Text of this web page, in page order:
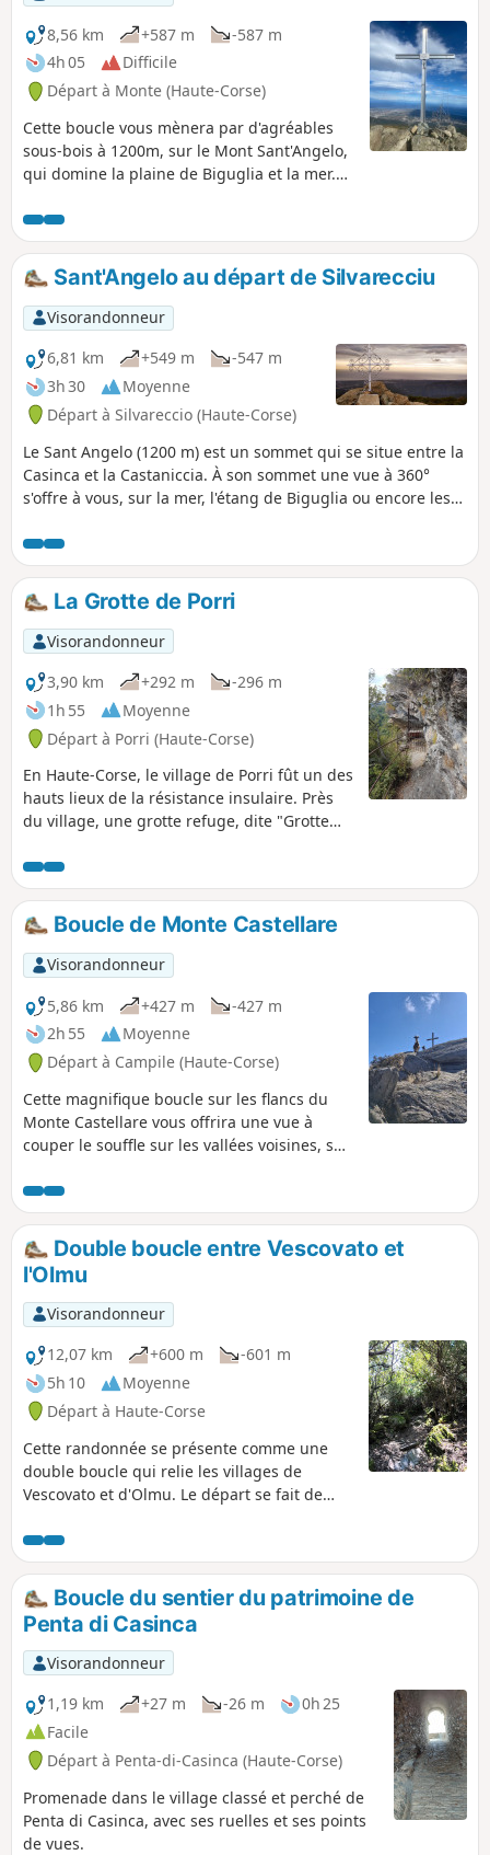
8,56 km
+587 m
-587 m
4h 05
Difficile
Départ à Monte (Haute-Corse)
Cette boucle vous mènera par d'agréables
sous-bois à 1200m, sur le Mont Sant'Angelo,
qui domine la plaine de Biguglia et la mer.
part de Silvareccio, le départ depuis Carogne
ou Monte vous mènera hors des sentiers
battus sur d'anciens sentiers et pistes
abandonnés et il a l'avantage de parcourir
une boucle. (!) Descriptif ancien, des sentiers
semblent avoir disparu, voir les avis
Sant'Angelo au départ de Silvarecciu
Visorandonneur
6,81 km
+549 m
-547 m
3h 30
Moyenne
Départ à Silvareccio (Haute-Corse)
Le Sant Angelo (1200 m) est un sommet qui se situe entre la
Casinca et la Castaniccia. À son sommet une vue à 360°
s'offre à vous, sur la mer, l'étang de Biguglia ou encore les
bois, sous la protection des châtaigniers, majoritairement.
La Grotte de Porri
Visorandonneur
3,90 km
+292 m
-296 m
1h 55
Moyenne
Départ à Porri (Haute-Corse)
En Haute-Corse, le village de Porri fût un des
hauts lieux de la résistance insulaire. Près
du village, une grotte refuge, dite "Grotte
général à la Résistance, rappelle la
contribution de Porri et du pays de Casinca à
la libération de la Corse. Elle est bien gardée
par les Vincetti, les Vittori, Bébé Arrighi,
Antoine Battesti, Noël Agostini et tant
d'autres. Source : France 3 Corse ViaStella
Boucle de Monte Castellare
Visorandonneur
5,86 km
+427 m
-427 m
2h 55
Moyenne
Départ à Campile (Haute-Corse)
Cette magnifique boucle sur les flancs du
Monte Castellare vous offrira une vue à
couper le souffle sur les vallées voisines, sur
temps clair, sur les côtes italiennes. Elle
alterne les passages en sous-bois et à
découvert jusqu'au sommet situé à 1000m
où un magnifique chêne vous attend pour
vous procurer l'ombre nécessaire au pique-
nique ou à la sieste. La descente vous fera
traverser le charmant hameau de Costa.
Double boucle entre Vescovato et
l'Olmu
Visorandonneur
12,07 km
+600 m
-601 m
5h 10
Moyenne
Départ à Haute-Corse
Cette randonnée se présente comme une
double boucle qui relie les villages de
Vescovato et d'Olmu. Le départ se fait de
découvrir pour les plus curieux et traverse le
village d'Olmu qui ravira les amoureux des
"vieilles pierres" des villages insulaires. Les
paysages traversés sont variés, passant des
sous-bois aux chênaies et à des parties
découvertes et exposées comme sur les
crêtes. Ainsi, en passant d'un versant à
l'autre, d'une rive à l'autre, vous aurez
l'occasion de découvrir à la fois des vues sur
la mer et les îles qui bordent la Corse, et des
vues sur les montagnes, parfois enneigées
suivant les saisons.
Boucle du sentier du patrimoine de
Penta di Casinca
Visorandonneur
1,19 km
+27 m -26 m
0h 25
Facile
Départ à Penta-di-Casinca (Haute-Corse)
Promenade dans le village classé et perché de
Penta di Casinca, avec ses ruelles et ses points
de vues.